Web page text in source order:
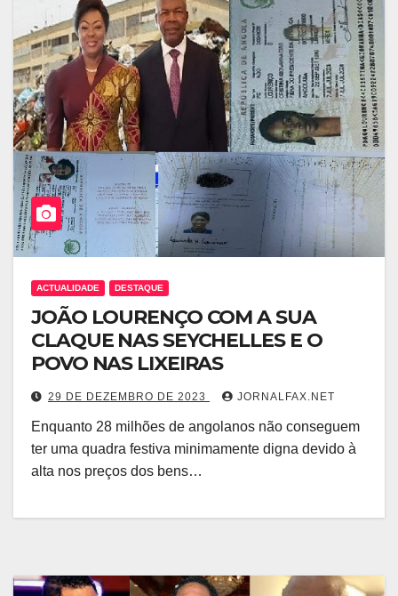
ACTUALIDADE DESTAQUE
JOÃO LOURENÇO COM A SUA
CLAQUE NAS SEYCHELLES E O
POVO NAS LIXEIRAS
29 DE DEZEMBRO DE 2023 JORNALFAX.NET
Enquanto 28 milhões de angolanos não conseguem
ter uma quadra festiva minimamente digna devido à
alta nos preços dos bens…